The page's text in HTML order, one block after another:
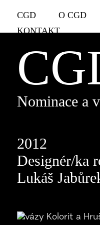
CGD O CGD
KONTAKT
Nominace a
2012
Designér/ka
Lukáš